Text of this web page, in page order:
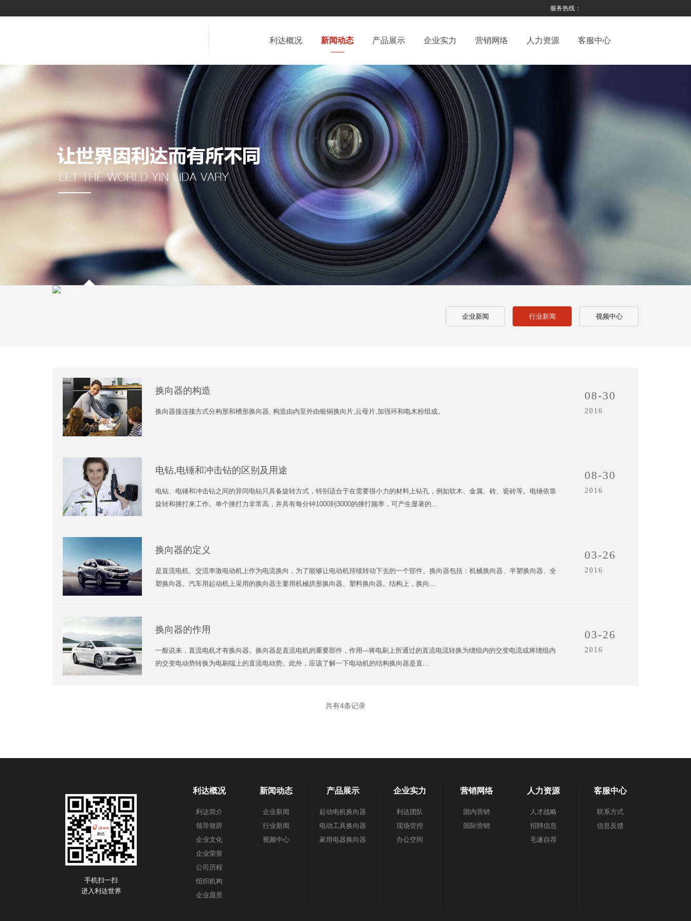
服务热线：
利达概况 新闻动态 产品展示 企业实力 营销网络 人力资源 客服中心
企业新闻 行业新闻 视频中心
换向器的构造
换向器接连接方式分构形和槽形换向器, 构造由内至外由银铜换向片,云母片,加强环和电木粉组成。
08-30
2016
电钻,电锤和冲击钻的区别及用途
电钻、电锤和冲击钻之间的异同电钻只具备旋转方式，特别适合于在需要很小力的材料上钻孔，例如软木、金属、砖、瓷砖等。电锤依靠
旋转和捶打来工作。单个捶打力非常高，并具有每分钟1000到3000的捶打频率，可产生显著的...
08-30
2016
换向器的定义
是直流电机、交流串激电动机上作为电流换向，为了能够让电动机持续转动下去的一个部件。换向器包括：机械换向器、半塑换向器、全
塑换向器。汽车用起动机上采用的换向器主要用机械拱形换向器、塑料换向器。结构上，换向...
03-26
2016
换向器的作用
一般说来，直流电机才有换向器。换向器是直流电机的重要部件，作用---将电刷上所通过的直流电流转换为绕组内的交变电流或将绕组内
的交变电动势转换为电刷端上的直流电动势。此外，应该了解一下电动机的结构换向器是直...
03-26
2016
共有4条记录
手机扫一扫
进入利达世界
利达概况
利达简介
领导致辞
企业文化
企业荣誉
公司历程
组织机构
企业愿景
新闻动态
企业新闻
行业新闻
视频中心
产品展示
起动电机换向器
电动工具换向器
家用电器换向器
企业实力
利达团队
现场管控
办公空间
营销网络
国内营销
国际营销
人力资源
人才战略
招聘信息
毛遂自荐
客服中心
联系方式
信息反馈